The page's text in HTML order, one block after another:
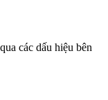
các dấu hiệu bên